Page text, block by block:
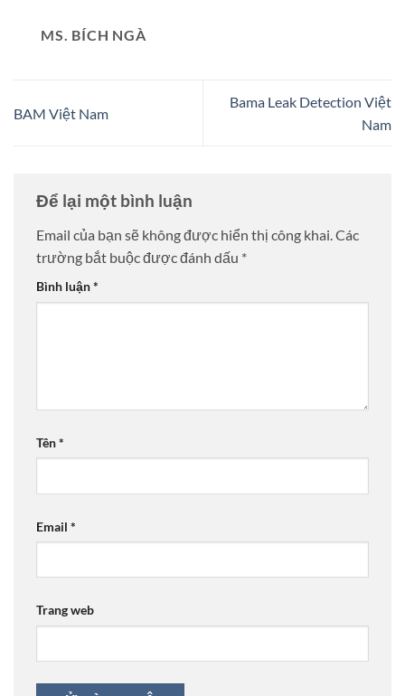
MS. BÍCH NGÀ
BAM Việt Nam
Bama Leak Detection Việt
Nam
Để lại một bình luận
Email của bạn sẽ không được hiển thị công khai.Các
trường bắt buộc được đánh dấu *
Bình luận*
Tên*
Email *
Trang web